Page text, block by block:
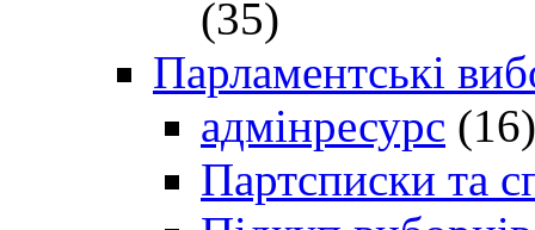
(35)
Парламентські
адмінресурс (16)
Партсписки та